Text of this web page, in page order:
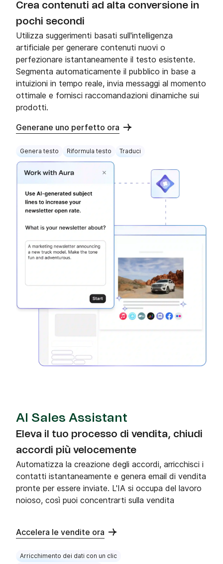
Crea contenuti ad alta conversione in
pochi secondi
Utilizza suggerimenti basati sull'intelligenza
artificiale per generare contenuti nuovi o
perfezionare istantaneamente il testo esistente.
Segmenta automaticamente il pubblico in base a
intuizioni in tempo reale, invia messaggi al momento
ottimale e fornisci raccomandazioni dinamiche sui
prodotti.
Generane uno perfetto ora
Genera testo Riformula testo Traduci
AI Sales Assistant
Eleva il tuo processo di vendita, chiudi
accordi più velocemente
Automatizza la creazione degli accordi, arricchisci i
contatti istantaneamente e genera email di vendita
pronte per essere inviate. L'IA si occupa del lavoro
noioso, così puoi concentrarti sulla vendita
Accelera le vendite ora
Arricchimento dei dati con un clic